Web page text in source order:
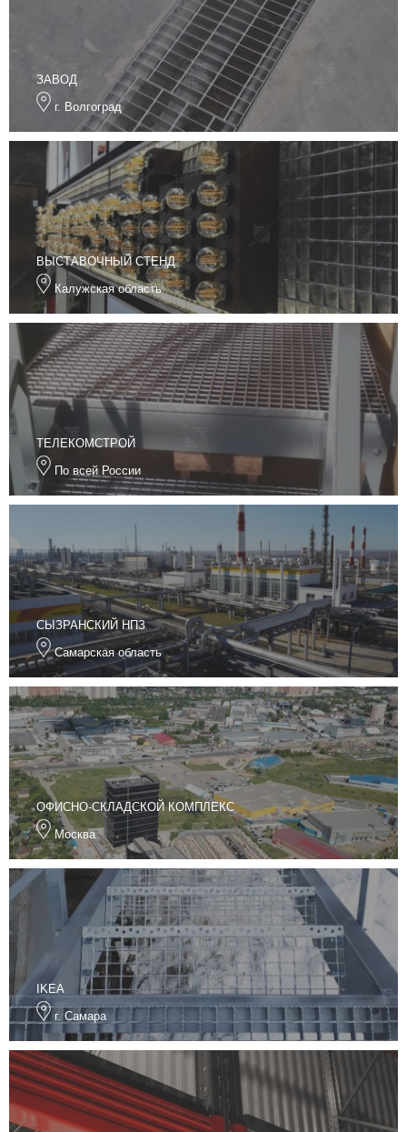
ЗАВОД
г. Волгоград
ВЫСТАВОЧНЫЙ СТЕНД
Калужская область
ТЕЛЕКОМСТРОЙ
По всей России
СЫЗРАНСКИЙ НПЗ
Самарская область
ОФИСНО-СКЛАДСКОЙ КОМПЛЕКС
Москва
IKEA
г. Самара